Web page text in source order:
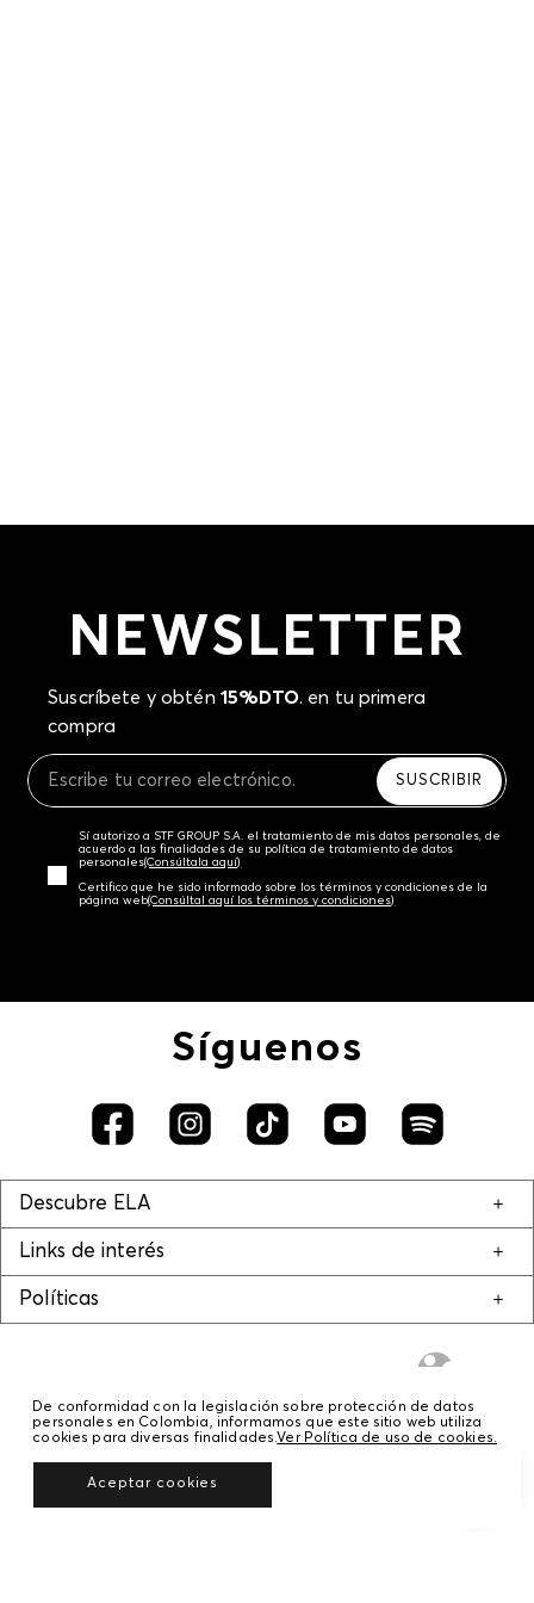
NEWSLETTER
Suscríbete y obtén 15%DTO. en tu primera
compra
SUSCRIBIR
Sí autorizo a STF GROUP S.A. el tratamiento de mis datos personales, de
acuerdo a las finalidades de su política de tratamiento de datos
personales‎(Consúltala aquí)
Certifico que he sido informado sobre los términos y condiciones de la
página web‎(Consúltal aquí los términos y condiciones)
Síguenos
Descubre ELA
Links de interés
Políticas
© COPYRIGHT 2020 STF GROUP S.A. TODOS LOS DERECHOS RESERVADOS.
De conformidad con la legislación sobre protección de datos
personales en Colombia, informamos que este sitio web utiliza
cookies para diversas finalidades.Ver Política de uso de cookies.
Aceptar cookies